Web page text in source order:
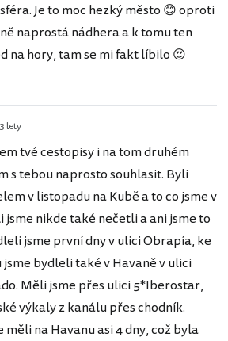
Je to moc hezký město 😊 oproti
naprostá nádhera a k tomu ten
na hory, tam se mi fakt líbilo 😍
lety
tvé cestopisy i na tom druhém
s tebou naprosto souhlasit. Byli
v listopadu na Kubě a to co jsme v
jsme nikde také nečetli a ani jsme to
jsme první dny v ulici Obrapía, ke
bydleli také v Havaně v ulici
Měli jsme přes ulici 5*Iberostar,
výkaly z kanálu přes chodník.
měli na Havanu asi 4 dny, což byla